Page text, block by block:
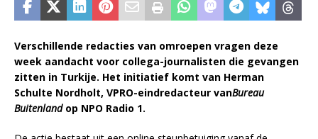
Verschillende redacties van omroepen vragen deze
week aandacht voor collega-journalisten die gevangen
zitten in Turkije. Het initiatief komt van Herman
Schulte Nordholt, VPRO-eindredacteur vanBureau
Buitenlandop NPO Radio 1.